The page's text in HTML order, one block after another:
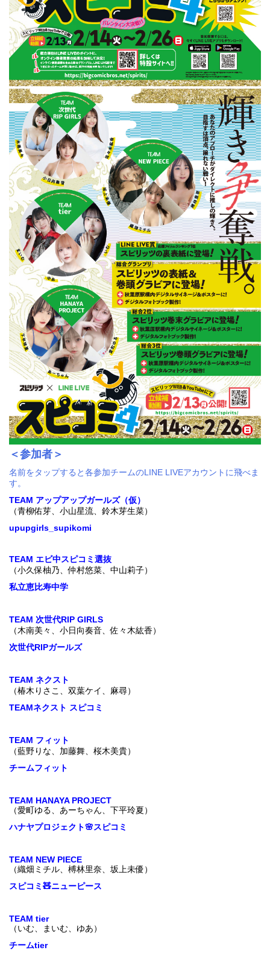
＜参加者＞
名前をタップすると各参加チームのLINE LIVEアカウントに飛べま
す。
TEAM アップアップガールズ（仮）
（青柳佑芽、小山星流、鈴木芽生菜）
upupgirls_supikomi
TEAM エビ中スピコミ選抜
（小久保柚乃、仲村悠菜、中山莉子）
私立恵比寿中学
TEAM 次世代RIP GIRLS
（木南美々、小日向奏音、佐々木紘香）
次世代RIPガールズ
TEAM ネクスト
（椿木りさこ、双葉ケイ、麻尋）
TEAMネクスト スピコミ
TEAM フィット
（藍野りな、加藤舞、桜木美貴）
チームフィット
TEAM HANAYA PROJECT
（愛町ゆる、あーちゃん、下平玲夏）
ハナヤプロジェクト🌸スピコミ
TEAM NEW PIECE
（織畑ミチル、榑林里奈、坂上未優）
スピコミ🧸ニューピース
TEAM tier
（いむ、まいむ、ゆあ）
チームtier